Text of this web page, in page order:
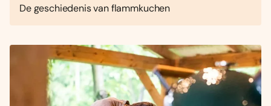
De geschiedenis van flammkuchen